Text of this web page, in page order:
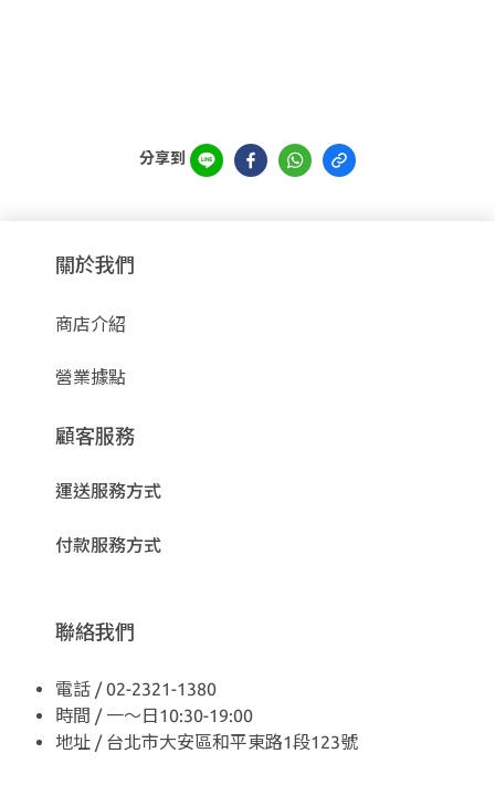
分享到
關於我們
商店介紹
營業據點
顧客服務
運送服務方式
付款服務方式
聯絡我們
電話 / 02-2321-1380
時間 / 一～日10:30-19:00
地址 / 台北市大安區和平東路1段123號